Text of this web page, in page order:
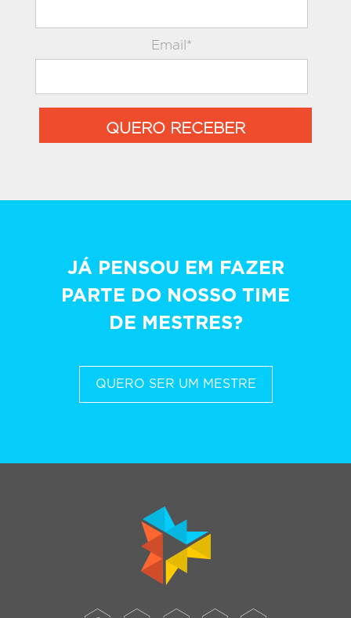
Email*
QUERO RECEBER
JÁ PENSOU EM FAZER
PARTE DO NOSSO TIME
DE MESTRES?
QUERO SER UM MESTRE